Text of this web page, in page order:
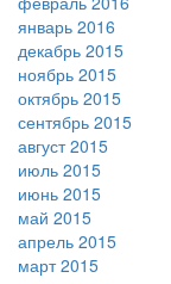
январь 2016
декабрь 2015
ноябрь 2015
октябрь 2015
сентябрь 2015
август 2015
июль 2015
июнь 2015
май 2015
апрель 2015
март 2015